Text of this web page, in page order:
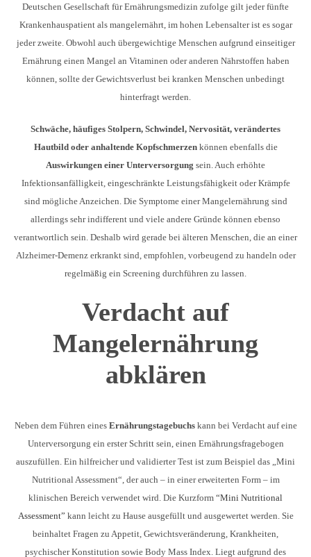
Deutschen Gesellschaft für Ernährungsmedizin zufolge gilt jeder fünfte
Krankenhauspatient als mangelernährt, im hohen Lebensalter ist es sogar
jeder zweite. Obwohl auch übergewichtige Menschen aufgrund einseitiger
Ernährung einen Mangel an Vitaminen oder anderen Nährstoffen haben
können, sollte der Gewichtsverlust bei kranken Menschen unbedingt
hinterfragt werden.
Schwäche, häufiges Stolpern, Schwindel, Nervosität, verändertes
Hautbild oder anhaltende Kopfschmerzenkönnen ebenfalls die
Auswirkungen einer Unterversorgung sein. Auch erhöhte
Infektionsanfälligkeit, eingeschränkte Leistungsfähigkeit oder Krämpfe
sind mögliche Anzeichen. Die Symptome einer Mangelernährung sind
allerdings sehr indifferent und viele andere Gründe können ebenso
verantwortlich sein. Deshalb wird gerade bei älteren Menschen, die an einer
Alzheimer-Demenz erkrankt sind, empfohlen, vorbeugend zu handeln oder
regelmäßig ein Screening durchführen zu lassen.
Verdacht auf
Mangelernährung
abklären
Neben dem Führen eines Ernährungstagebuchskann bei Verdacht auf eine
Unterversorgung ein erster Schritt sein, einen Ernährungsfragebogen
auszufüllen. Ein hilfreicher und validierter Test ist zum Beispiel das „Mini
Nutritional Assessment“, der auch – in einer erweiterten Form – im
klinischen Bereich verwendet wird. Die Kurzform “Mini Nutritional
Assessment” kann leicht zu Hause ausgefüllt und ausgewertet werden. Sie
beinhaltet Fragen zu Appetit, Gewichtsveränderung, Krankheiten,
psychischer Konstitution sowie Body Mass Index. Liegt aufgrund des